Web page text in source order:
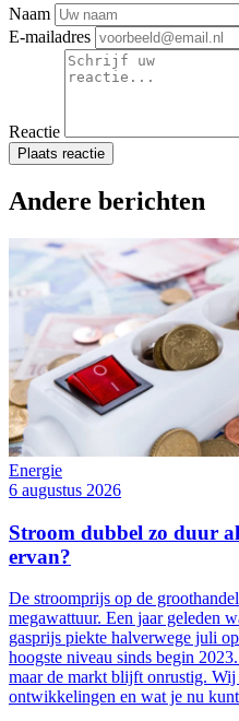
Naam
E-mailadres
Reactie
Plaats reactie
Andere berichten
Energie
6 augustus 2026
Stroom dubbel zo duur
ervan?
De stroomprijs op de
megawattuur. Een jaar geleden
gasprijs piekte halverwege juli
hoogste niveau sinds begin
maar de markt blijft onrustig.
ontwikkelingen en wat je nu